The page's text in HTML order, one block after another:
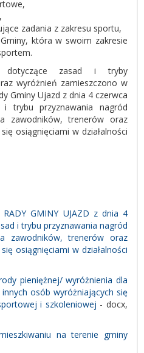
zadania z zakresu sportu,
która w swoim zakresie
dotyczące zasad i tryby
wyróżnień zamieszczono w
Gminy Ujazd z dnia 4 czerwca
trybu przyznawania nagród
zawodników, trenerów oraz
osiągnięciami w działalności
RADY GMINY UJAZD z dnia 4
i trybu przyznawania nagród
zawodników, trenerów oraz
osiągnięciami w działalności
pieniężnej/ wyróżnienia dla
osób wyróżniających się
i szkoleniowej - docx,
na terenie gminy